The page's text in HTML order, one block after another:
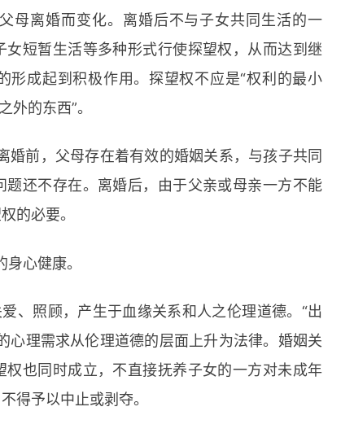
母离婚而变化。离婚后不与子女共同生活的一
短暂生活等多种形式行使探望权，从而达到继
形成起到积极作用。探望权不应是“权利的最小
外的东西”。
婚前，父母存在着有效的婚姻关系，与孩子共同
还不存在。离婚后，由于父亲或母亲一方不能
的必要。
心健康。
、照顾，产生于血缘关系和人之伦理道德。“出
心理需求从伦理道德的层面上升为法律。婚姻关
也同时成立，不直接抚养子女的一方对未成年
得予以中止或剥夺。